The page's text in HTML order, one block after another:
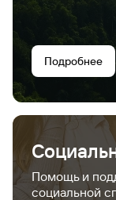
Подробнее
Помощь и
социальной